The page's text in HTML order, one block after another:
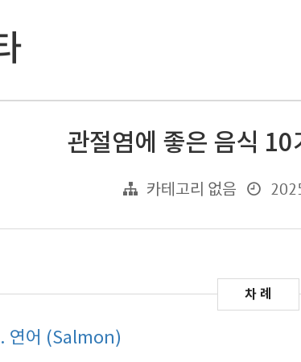
관절염에 좋은 음식 10
카테고리 없음
연어 (Salmon)